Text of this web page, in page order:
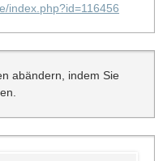
index.php?id=116456
abändern, indem Sie